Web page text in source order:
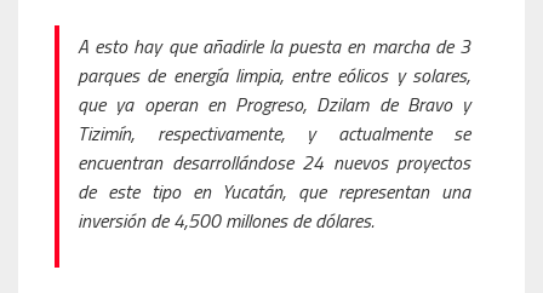
A esto hay que añadirle la puesta en marcha de 3
parques de energía limpia, entre eólicos y solares,
que ya operan en Progreso, Dzilam de Bravo y
Tizimín, respectivamente, y actualmente se
encuentran desarrollándose 24 nuevos proyectos
de este tipo en Yucatán, que representan una
inversión de 4,500 millones de dólares.